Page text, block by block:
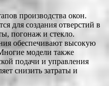
производства окон.
для создания отверстий в
погонаж и стекло.
обеспечивают высокую
модели также
подачи и управления
снизить затраты и